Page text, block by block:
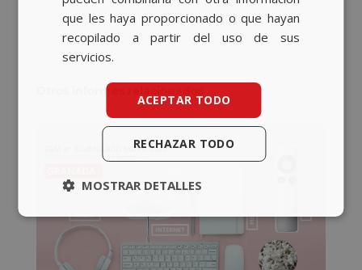
Otros informes relacionados
que les haya proporcionado o que hayan
recopilado a partir del uso de sus
servicios.
ACEPTAR TODO
RECHAZAR TODO
MOSTRAR DETALLES